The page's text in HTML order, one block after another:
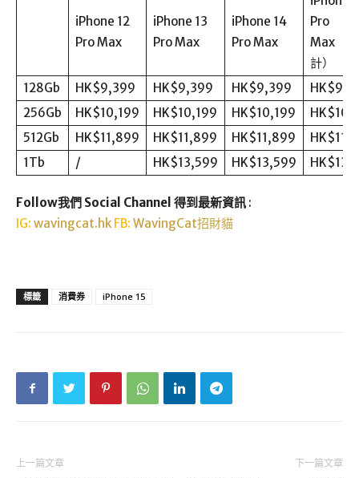
iPhone 12
Pro Max
iPhone 13
Pro Max
iPhone 14
Pro Max
Pro
Max（預
計）
128Gb
HK$9,399 HK$9,399 HK$9,399
256Gb
HK$10,199 HK$10,199 HK$10,199
512Gb
HK$11,899 HK$11,899 HK$11,899
1Tb
/ HK$13,599 HK$13,599
Follow我們 Social Channel 得到最新資訊 :
IG: wavingcat.hk FB: WavingCat招財貓
標籤 消費券 iPhone 15
上一篇文章 下一篇文章